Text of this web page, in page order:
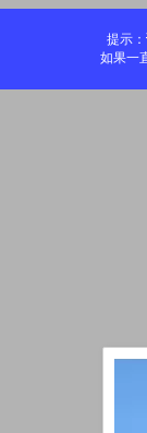
提示：
如果一